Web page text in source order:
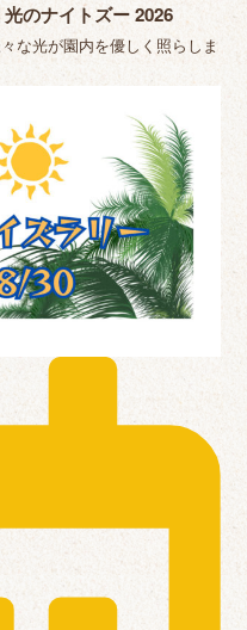
のナイトズー 2026
な光が園内を優しく照らしま